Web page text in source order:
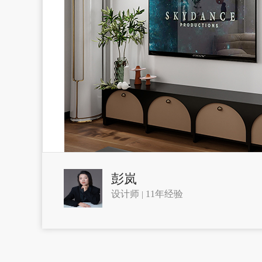
彭岚
设计师 | 11年经验